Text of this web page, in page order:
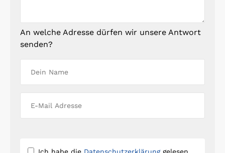
An welche Adresse dürfen wir unsere Antwort
senden?
Ich habe die Datenschutzerklärunggelesen